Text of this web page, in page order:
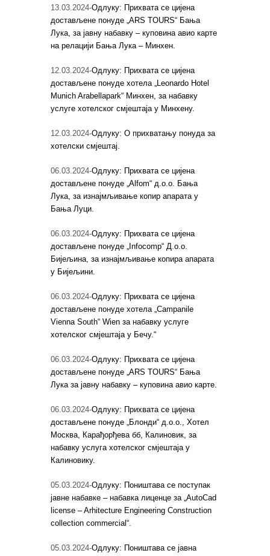
13.03.2024-Одлуку: Прихвата се цијена
достављене понуде „ARS TOURS“ Бања
Лука, за јавну набавку – куповина авио карте
на релацији Бања Лука – Минхен.
12.03.2024-Одлуку: Прихвата се цијена
достављене понуде хотела „Leonardo Hotel
Munich Arabellapark“ Mинхен, за набавку
услуге хотелског смјештаја у Минхену.
12.03.2024-Одлуку: О прихватању понуда за
хотелски смјештај.
06.03.2024-Одлуку: Прихвата се цијена
достављене понуде „Alfom“ д.о.о. Бања
Лука, за изнајмљивање копир апарата у
Бања Луци.
06.03.2024-Одлуку: Прихвата се цијена
достављене понуде „Infocomp“ Д.о.о.
Бијељина, за изнајмљивање копира апарата
у Бијељини.
06.03.2024-Одлуку: Прихвата се цијена
достављене понуде хотела „Campanile
Vienna South“ Wien за набавку услуге
хотелског смјештаја у Бечу.“
06.03.2024-Одлуку: Прихвата се цијена
достављене понуде „ARS TOURS“ Бања
Лука за јавну набавку – куповина авио карте.
06.03.2024-Одлуку: Прихвата се цијена
достављене понуде „Блонди“ д.о.о., Хотел
Москва, Карађорђева бб, Калиновик, за
набавку услуга хотелског смјештаја у
Калиновику.
05.03.2024-Одлуку: Поништава се поступак
јавне набавке – набавка лиценце за „AutoCad
license – Arhitecture Engineering Construction
collection commercial“.
05.03.2024-Одлуку: Поништава се јавна